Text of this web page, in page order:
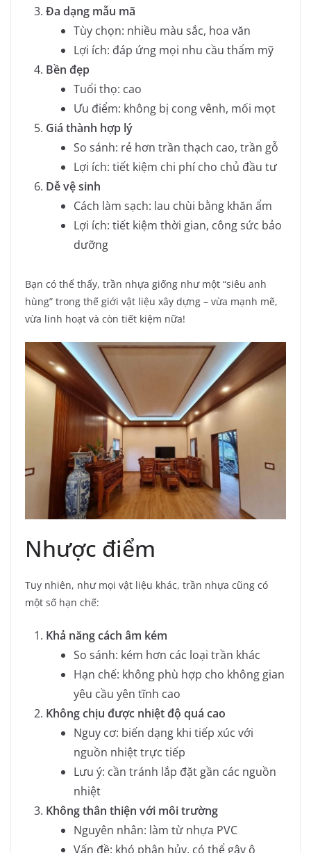
Đa dạng mẫu mã
Tùy chọn: nhiều màu sắc, hoa văn
Lợi ích: đáp ứng mọi nhu cầu thẩm mỹ
Bền đẹp
Tuổi thọ: cao
Ưu điểm: không bị cong vênh, mối mọt
Giá thành hợp lý
So sánh: rẻ hơn trần thạch cao, trần gỗ
Lợi ích: tiết kiệm chi phí cho chủ đầu tư
Dễ vệ sinh
Cách làm sạch: lau chùi bằng khăn ẩm
Lợi ích: tiết kiệm thời gian, công sức bảo
dưỡng
Bạn có thể thấy, trần nhựa giống như một “siêu anh
hùng” trong thế giới vật liệu xây dựng – vừa mạnh mẽ,
vừa linh hoạt và còn tiết kiệm nữa!
Nhược điểm
Tuy nhiên, như mọi vật liệu khác, trần nhựa cũng có
một số hạn chế:
Khả năng cách âm kém
So sánh: kém hơn các loại trần khác
Hạn chế: không phù hợp cho không gian
yêu cầu yên tĩnh cao
Không chịu được nhiệt độ quá cao
Nguy cơ: biến dạng khi tiếp xúc với
nguồn nhiệt trực tiếp
Lưu ý: cần tránh lắp đặt gần các nguồn
nhiệt
Không thân thiện với môi trường
Nguyên nhân: làm từ nhựa PVC
Vấn đề: khó phân hủy, có thể gây ô